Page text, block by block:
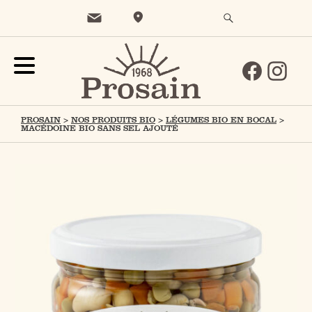
PROSAIN > NOS PRODUITS BIO > LÉGUMES BIO EN BOCAL >
MACÉDOINE BIO SANS SEL AJOUTÉ